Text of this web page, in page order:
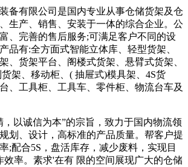
备有限公司是国内专业从事仓储货架及仓
生产、销售、安装于一体的综合企业。公
、完善的售后服务;可满足客户不同的设
品有:全方面式智能立体库、轻型货架、
、货架平台、阁楼式货架、悬臂式货架、
架、移动柜、( 抽屉式)模具架、4S货
、工具柜、工具车、零件柜、物流台车及
，以诚信为本”的宗旨，致力于国内物流领
划、设计，高标准的产品质量。帮客户提
;配合5S，盘活库存，减少废料，实现目
效率。素求'在有 限的空间展现广大的仓储